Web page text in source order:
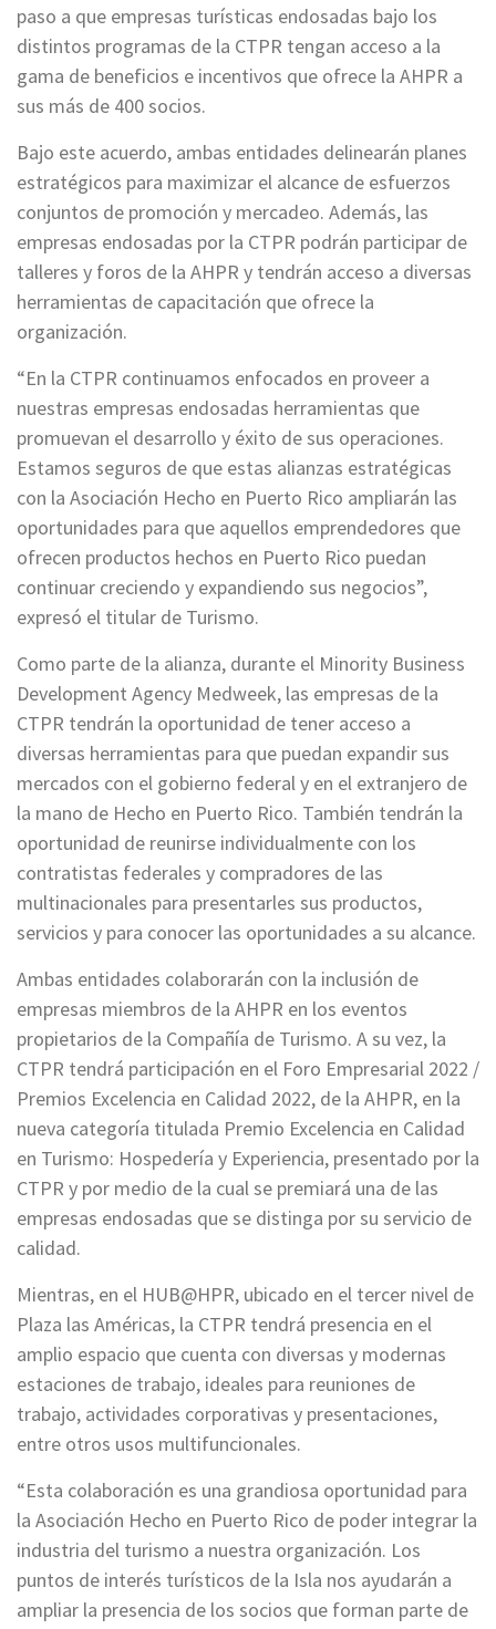
paso a que empresas turísticas endosadas bajo los
distintos programas de la CTPR tengan acceso a la
gama de beneficios e incentivos que ofrece la AHPR a
sus más de 400 socios.
Bajo este acuerdo, ambas entidades delinearán planes
estratégicos para maximizar el alcance de esfuerzos
conjuntos de promoción y mercadeo. Además, las
empresas endosadas por la CTPR podrán participar de
talleres y foros de la AHPR y tendrán acceso a diversas
herramientas de capacitación que ofrece la
organización.
“En la CTPR continuamos enfocados en proveer a
nuestras empresas endosadas herramientas que
promuevan el desarrollo y éxito de sus operaciones.
Estamos seguros de que estas alianzas estratégicas
con la Asociación Hecho en Puerto Rico ampliarán las
oportunidades para que aquellos emprendedores que
ofrecen productos hechos en Puerto Rico puedan
continuar creciendo y expandiendo sus negocios”,
expresó el titular de Turismo.
Como parte de la alianza, durante el Minority Business
Development Agency Medweek, las empresas de la
CTPR tendrán la oportunidad de tener acceso a
diversas herramientas para que puedan expandir sus
mercados con el gobierno federal y en el extranjero de
la mano de Hecho en Puerto Rico. También tendrán la
oportunidad de reunirse individualmente con los
contratistas federales y compradores de las
multinacionales para presentarles sus productos,
servicios y para conocer las oportunidades a su alcance.
Ambas entidades colaborarán con la inclusión de
empresas miembros de la AHPR en los eventos
propietarios de la Compañía de Turismo. A su vez, la
CTPR tendrá participación en el Foro Empresarial 2022 /
Premios Excelencia en Calidad 2022, de la AHPR, en la
nueva categoría titulada Premio Excelencia en Calidad
en Turismo: Hospedería y Experiencia, presentado por la
CTPR y por medio de la cual se premiará una de las
empresas endosadas que se distinga por su servicio de
calidad.
Mientras, en el HUB@HPR, ubicado en el tercer nivel de
Plaza las Américas, la CTPR tendrá presencia en el
amplio espacio que cuenta con diversas y modernas
estaciones de trabajo, ideales para reuniones de
trabajo, actividades corporativas y presentaciones,
entre otros usos multifuncionales.
“Esta colaboración es una grandiosa oportunidad para
la Asociación Hecho en Puerto Rico de poder integrar la
industria del turismo a nuestra organización. Los
puntos de interés turísticos de la Isla nos ayudarán a
ampliar la presencia de los socios que forman parte de